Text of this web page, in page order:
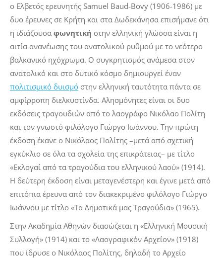
ο Ελβετός ερευνητής Samuel Baud-Bovy (1906-1986) με
δυο έρευνες σε Κρήτη και στα Δωδεκάνησα επισήμανε ότι
η ιδιάζουσα φωνητική στην ελληνική γλώσσα είναι η
αιτία ανανέωσης του ανατολικού ρυθμού με το νεότερο
βαλκανικό ηχόχρωμα. Ο συγκρητισμός ανάμεσα στον
ανατολικό και στο δυτικό κόσμο δημιουργεί έναν
πολιτισμικό δυισμό στην ελληνική ταυτότητα πάντα σε
αμφίρροπη διελκυστίνδα. Αλησμόνητες είναι οι δυο
εκδόσεις τραγουδιών από το λαογράφο Νικόλαο Πολίτη
και τον γνωστό φιλόλογο Γιώργο Ιωάννου. Την πρώτη
έκδοση έκανε ο Νικόλαος Πολίτης –μετά από σχετική
εγκύκλιο σε όλα τα σχολεία της επικράτειας– με τίτλο
«Εκλογαί από τα τραγούδια του ελληνικού λαού» (1914).
Η δεύτερη έκδοση είναι μεταγενέστερη και έγινε μετά από
επιτόπια έρευνα από τον διακεκριμένο φιλόλογο Γιώργο
Ιωάννου με τίτλο «Τα Δημοτικά μας Τραγούδια» (1965).
Στην Ακαδημία Αθηνών διασώζεται η «Ελληνική Μουσική
Συλλογή» (1914) και το «Λαογραφικόν Αρχείον» (1918)
που ίδρυσε ο Νικόλαος Πολίτης, δηλαδή το Αρχείο